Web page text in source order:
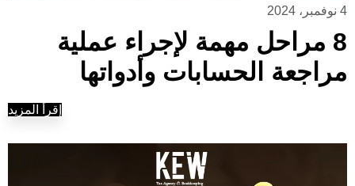
4 نوفمبر، 2024
8 مراحل مهمة لإجراء عملية
مراجعة الحسابات وأدواتها
إقرأ المزيد